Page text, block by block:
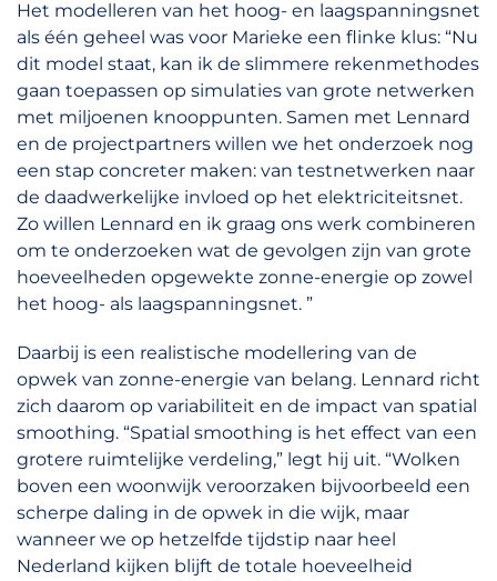
Het modelleren van het hoog- en laagspanningsnet
als één geheel was voor Marieke een flinke klus: “Nu
dit model staat, kan ik de slimmere rekenmethodes
gaan toepassen op simulaties van grote netwerken
met miljoenen knooppunten. Samen met Lennard
en de projectpartners willen we het onderzoek nog
een stap concreter maken: van testnetwerken naar
de daadwerkelijke invloed op het elektriciteitsnet.
Zo willen Lennard en ik graag ons werk combineren
om te onderzoeken wat de gevolgen zijn van grote
hoeveelheden opgewekte zonne-energie op zowel
het hoog- als laagspanningsnet. ”
Daarbij is een realistische modellering van de
opwek van zonne-energie van belang. Lennard richt
zich daarom op variabiliteit en de impact van spatial
smoothing. “Spatial smoothing is het effect van een
grotere ruimtelijke verdeling,” legt hij uit. “Wolken
boven een woonwijk veroorzaken bijvoorbeeld een
scherpe daling in de opwek in die wijk, maar
wanneer we op hetzelfde tijdstip naar heel
Nederland kijken blijft de totale hoeveelheid